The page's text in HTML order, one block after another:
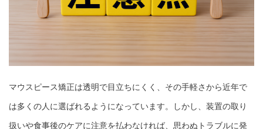
マウスピース矯正は透明で目立ちにくく、その手軽さから近年で
は多くの人に選ばれるようになっています。しかし、装置の取り
扱いや食事後のケアに注意を払わなければ、思わぬトラブルに発